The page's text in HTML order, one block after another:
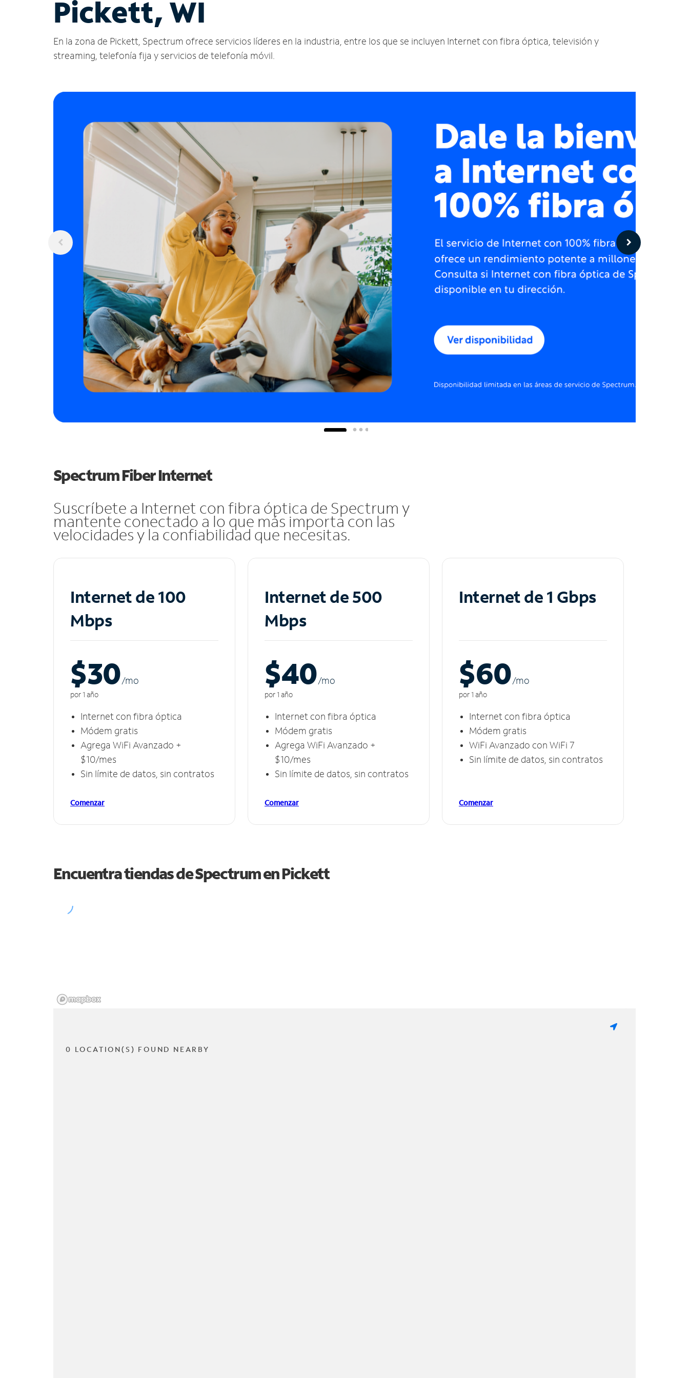
Pickett, WI
En la zona de Pickett, Spectrum ofrece servicios líderes en la industria, entre los que se incluyen Internet con fibra óptica, televisión y
streaming, telefonía fija y servicios de telefonía móvil.
Spectrum Fiber Internet
Suscríbete a Internet con fibra óptica de Spectrum y
mantente conectado a lo que más importa con las
velocidades y la confiabilidad que necesitas.
Internet de 100
Mbps
$30/mo
por 1 año
Internet con fibra óptica
Módem gratis
Agrega WiFi Avanzado +
$10/mes
Sin límite de datos, sin contratos
Comenzar
Internet de 500
Mbps
$40/mo
por 1 año
Internet con fibra óptica
Módem gratis
Agrega WiFi Avanzado +
$10/mes
Sin límite de datos, sin contratos
Comenzar
Internet de 1 Gbps
$60/mo
por 1 año
Internet con fibra óptica
Módem gratis
WiFi Avanzado con WiFi 7
Sin límite de datos, sin contratos
Comenzar
Encuentra tiendas de Spectrum enPickett
0 LOCATION(S) FOUND NEARBY